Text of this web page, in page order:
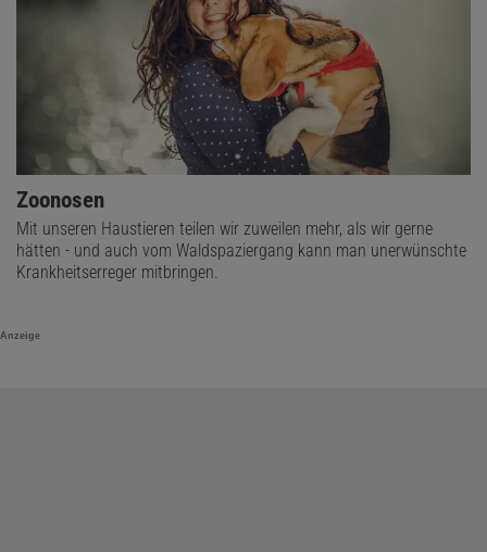
Zoonosen
Mit unseren Haustieren teilen wir zuweilen mehr, als wir gerne
hätten - und auch vom Waldspaziergang kann man unerwünschte
Krankheitserreger mitbringen.
Anzeige